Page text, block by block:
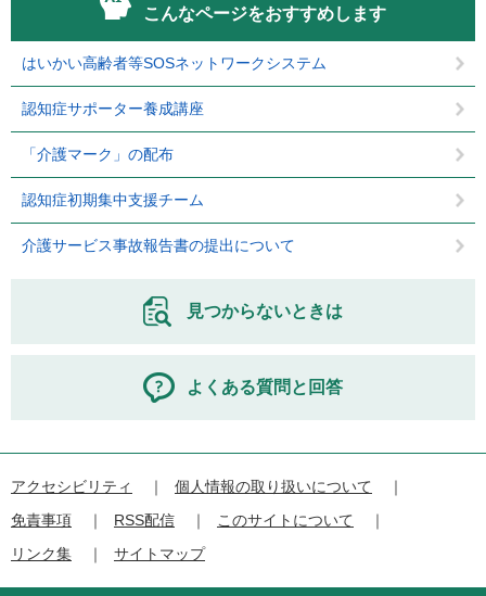
こんなページをおすすめします
はいかい高齢者等SOSネットワークシステム
認知症サポーター養成講座
「介護マーク」の配布
認知症初期集中支援チーム
介護サービス事故報告書の提出について
見つからないときは
よくある質問と回答
アクセシビリティ
個人情報の取り扱いについて
免責事項
RSS配信
このサイトについて
リンク集
サイトマップ